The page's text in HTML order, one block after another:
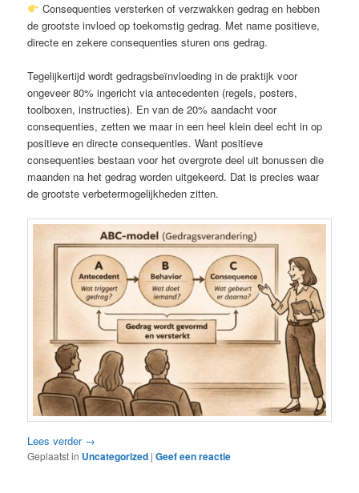
Consequenties versterken of verzwakken gedrag en hebben
de grootste invloed op toekomstig gedrag. Met name positieve,
directe en zekere consequenties sturen ons gedrag.
Tegelijkertijd wordt gedragsbeïnvloeding in de praktijk voor
ongeveer 80% ingericht via antecedenten (regels, posters,
toolboxen, instructies). En van de 20% aandacht voor
consequenties, zetten we maar in een heel klein deel echt in op
positieve en directe consequenties. Want positieve
consequenties bestaan voor het overgrote deel uit bonussen die
maanden na het gedrag worden uitgekeerd. Dat is precies waar
de grootste verbetermogelijkheden zitten.
Lees verder →
Geplaatst in Uncategorized |Geef een reactie